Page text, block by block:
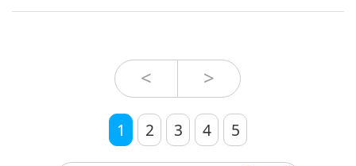
Enlightened One, then She would
appear as thus. She just appears
in different bodies, different
Quan Yin Bodhisattva related
< >
1 2 3 4 5